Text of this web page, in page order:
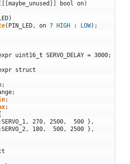
maybe_unused bool on)
( PIN_LED, on ? HIGH : LOW) ;
uint16 t SERVO_DELAY = 3000;
struct
;
;
;
;
SERVO_1, 270, 2500, 500 } ,
SERVO_2, 180, 500, 2500 } ,